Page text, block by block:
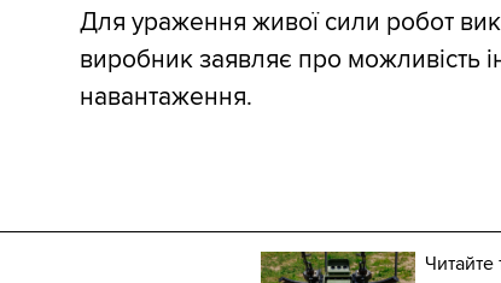
Для ураження живої сили робот
виробник заявляє про можливість
навантаження.
Читайте